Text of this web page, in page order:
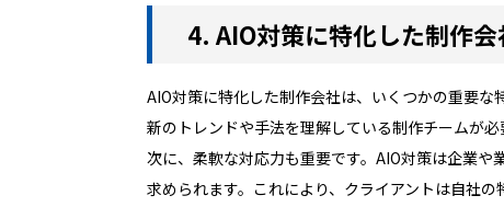
4. AIO対策に特化した制作
AIO対策に特化した制作会社は、いくつかの重要
新のトレンドや手法を理解している制作チームが
次に、柔軟な対応力も重要です。AIO対策は企業
求められます。これにより、クライアントは自社